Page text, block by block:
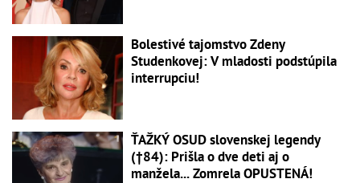
Bolestivé tajomstvo Zdeny
Studenkovej: V mladosti podstúpila
interrupciu!
ŤAŽKÝ OSUD slovenskej legendy
(†84): Prišla o dve deti aj o
manžela... Zomrela OPUSTENÁ!